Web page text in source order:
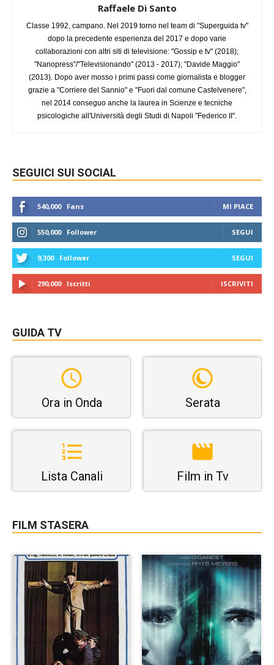
Raffaele Di Santo
Classe 1992, campano. Nel 2019 torno nel team di "Superguida tv"
dopo la precedente esperienza del 2017 e dopo varie
collaborazioni con altri siti di televisione: "Gossip e tv" (2018);
"Nanopress"/"Televisionando" (2013 - 2017); "Davide Maggio"
(2013). Dopo aver mosso i primi passi come giornalista e blogger
grazie a "Corriere del Sannio" e "Fuori dal comune Castelvenere",
nel 2014 conseguo anche la laurea in Scienze e tecniche
psicologiche all'Università degli Studi di Napoli "Federico II".
SEGUICI SUI SOCIAL
540,000 Fans MI PIACE
550,000 Follower SEGUI
9,300 Follower SEGUI
290,000 Iscritti ISCRIVITI
GUIDA TV
Ora in Onda Serata
Lista Canali Film in Tv
FILM STASERA